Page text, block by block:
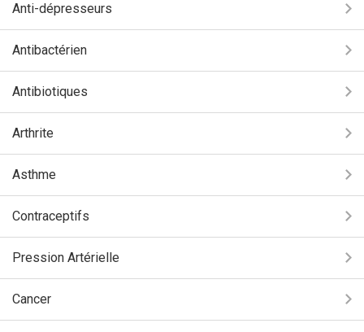
Anti-dépresseurs
Antibactérien
Antibiotiques
Arthrite
Asthme
Contraceptifs
Pression Artérielle
Cancer